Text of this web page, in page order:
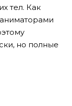
тел. Как
но полные